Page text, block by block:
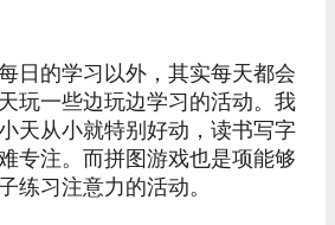
日的学习以外，其实每天都会
玩一些边玩边学习的活动。我
天从小就特别好动，读书写字
专注。而拼图游戏也是项能够
练习注意力的活动。